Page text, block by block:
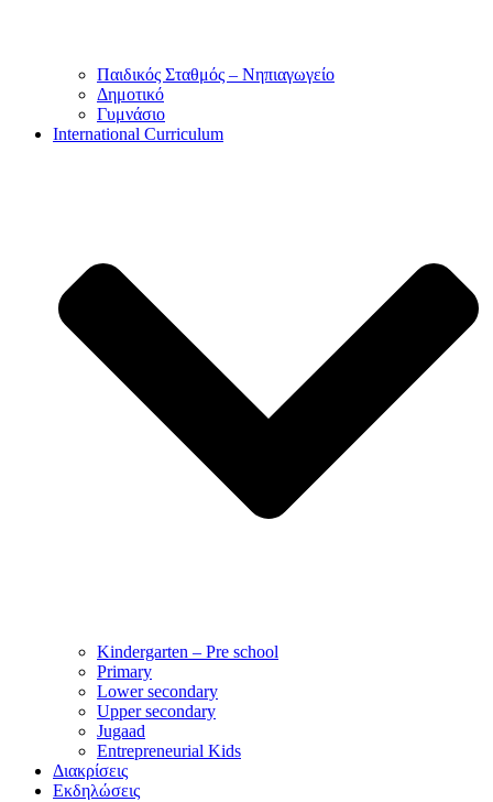
Παιδικός Σταθμός – Νηπιαγωγείο
Δημοτικό
Γυμνάσιο
International Curriculum
Kindergarten – Pre school
Primary
Lower secondary
Upper secondary
Jugaad
Entrepreneurial Kids
Διακρίσεις
Εκδηλώσεις